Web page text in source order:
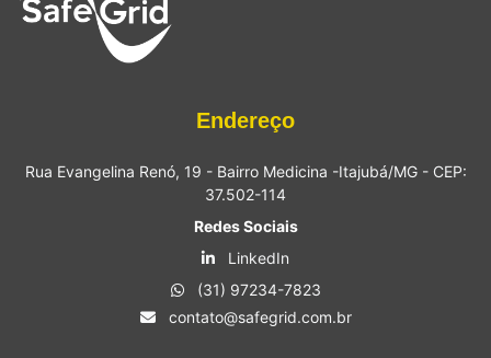
Endereço
Rua Evangelina Renó, 19 - Bairro Medicina -Itajubá/MG - CEP:
37.502-114
Redes Sociais
LinkedIn
(31) 97234-7823
contato@safegrid.com.br